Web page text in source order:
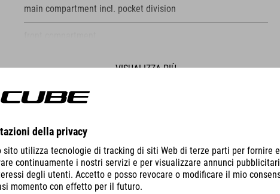
main compartment incl. pocket division
fastening straps
VISUALIZZA PIÙ
POMPA RACE MICRO